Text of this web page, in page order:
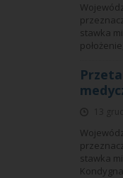
stawka
stawka